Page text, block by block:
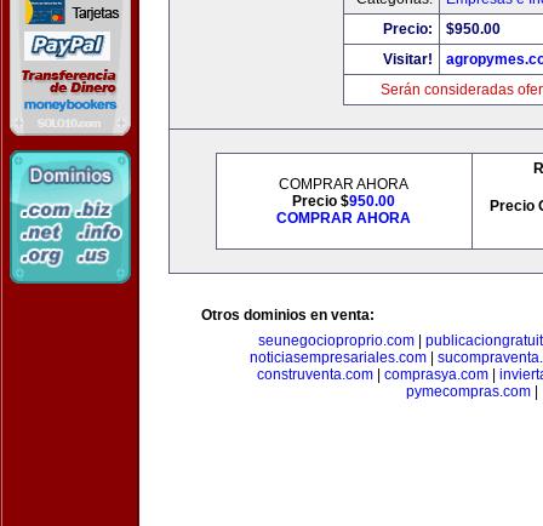
Precio:
$950.00
Visitar!
Serán consideradas
COMPRAR AHORA
Precio $950.00
COMPRAR AHORA
Precio
Otros dominios en venta:
seunegocioproprio.com
noticiasempresariales.com|
construventa.com| comprasya.com|
pymecompras.com|